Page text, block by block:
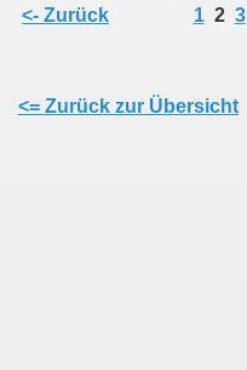
<- Zurück 1 2 3
<= Zurück zur Übersicht